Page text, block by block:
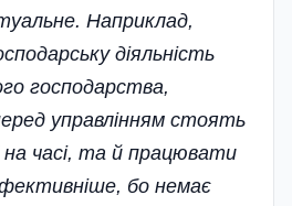
Наприклад,
діяльність
господарства,
управлінням стоять
на часі, та й працювати
бо немає